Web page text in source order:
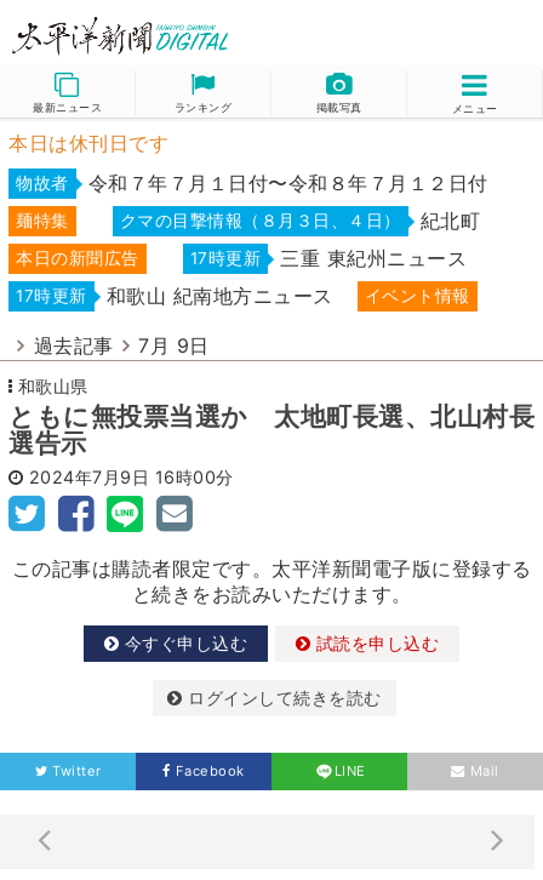
最新ニュース ランキング 掲載写真 メニュー
本日は休刊日です
物故者 令和７年７月１日付〜令和８年７月１２日付
麺特集 クマの目撃情報（８月３日、４日） 紀北町
本日の新聞広告 17時更新 三重 東紀州ニュース
17時更新 和歌山 紀南地方ニュース イベント情報
過去記事 7月 9日
和歌山県
ともに無投票当選か 太地町長選、北山村長
選告示
2024年7月9日 16時00分
この記事は購読者限定です。太平洋新聞電子版に登録する
と続きをお読みいただけます。
今すぐ申し込む 試読を申し込む
ログインして続きを読む
Twitter Facebook LINE Mail